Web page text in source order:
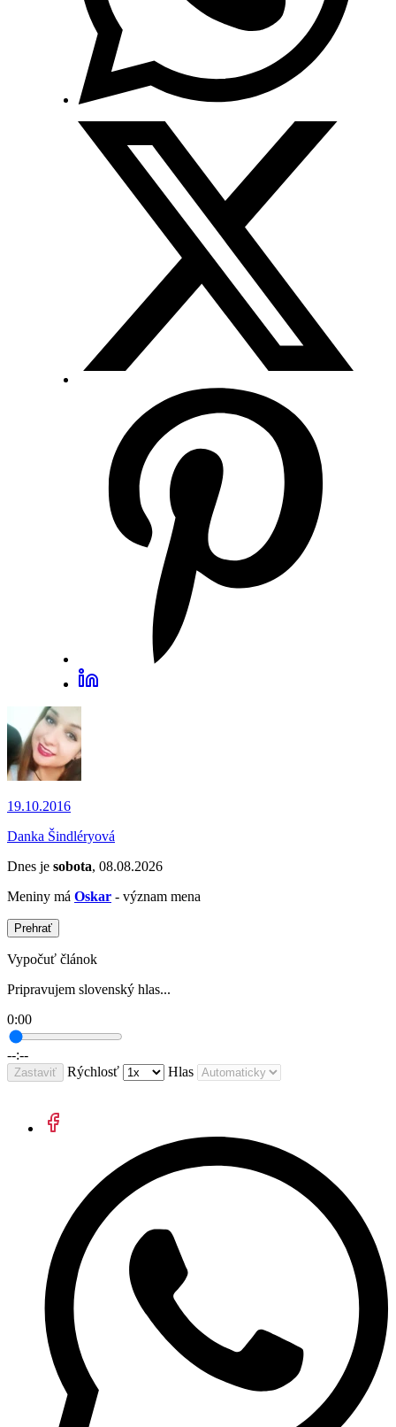
19.10.2016
Danka Šindléryová
Dnes je sobota, 08.08.2026
Meniny má Oskar - význam mena
Prehrať
Vypočuť článok
Pripravujem slovenský hlas...
0:00
--:--
Zastaviť Rýchlosť Hlas